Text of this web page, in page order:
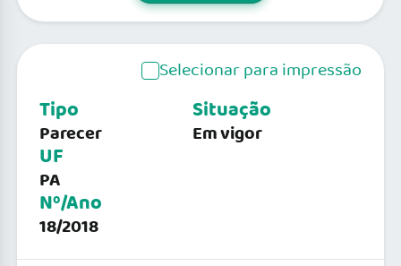
Selecionar para impressão
Tipo
Parecer
UF
PA
Nº/Ano
18/2018
Situação
Em vigor